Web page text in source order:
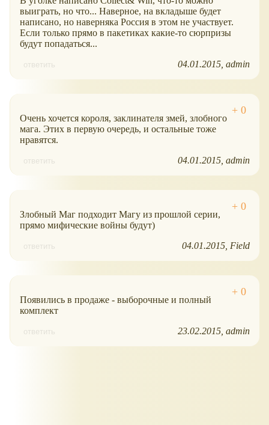
выиграть, но что... Наверное, на вкладыше будет
написано, но наверняка Россия в этом не участвует.
Если только прямо в пакетиках какие-то сюрпризы
будут попадаться...
ответить 04.01.2015 admin
Очень хочется короля, заклинателя змей, злобного
мага. Этих в первую очередь, и остальные тоже
нравятся.
ответить 04.01.2015 admin
Злобный Маг подходит Магу из прошлой серии,
прямо мифические войны будут)
ответить 04.01.2015 Field
Появились в продаже - выборочные и полный
комплект
ответить 23.02.2015 admin